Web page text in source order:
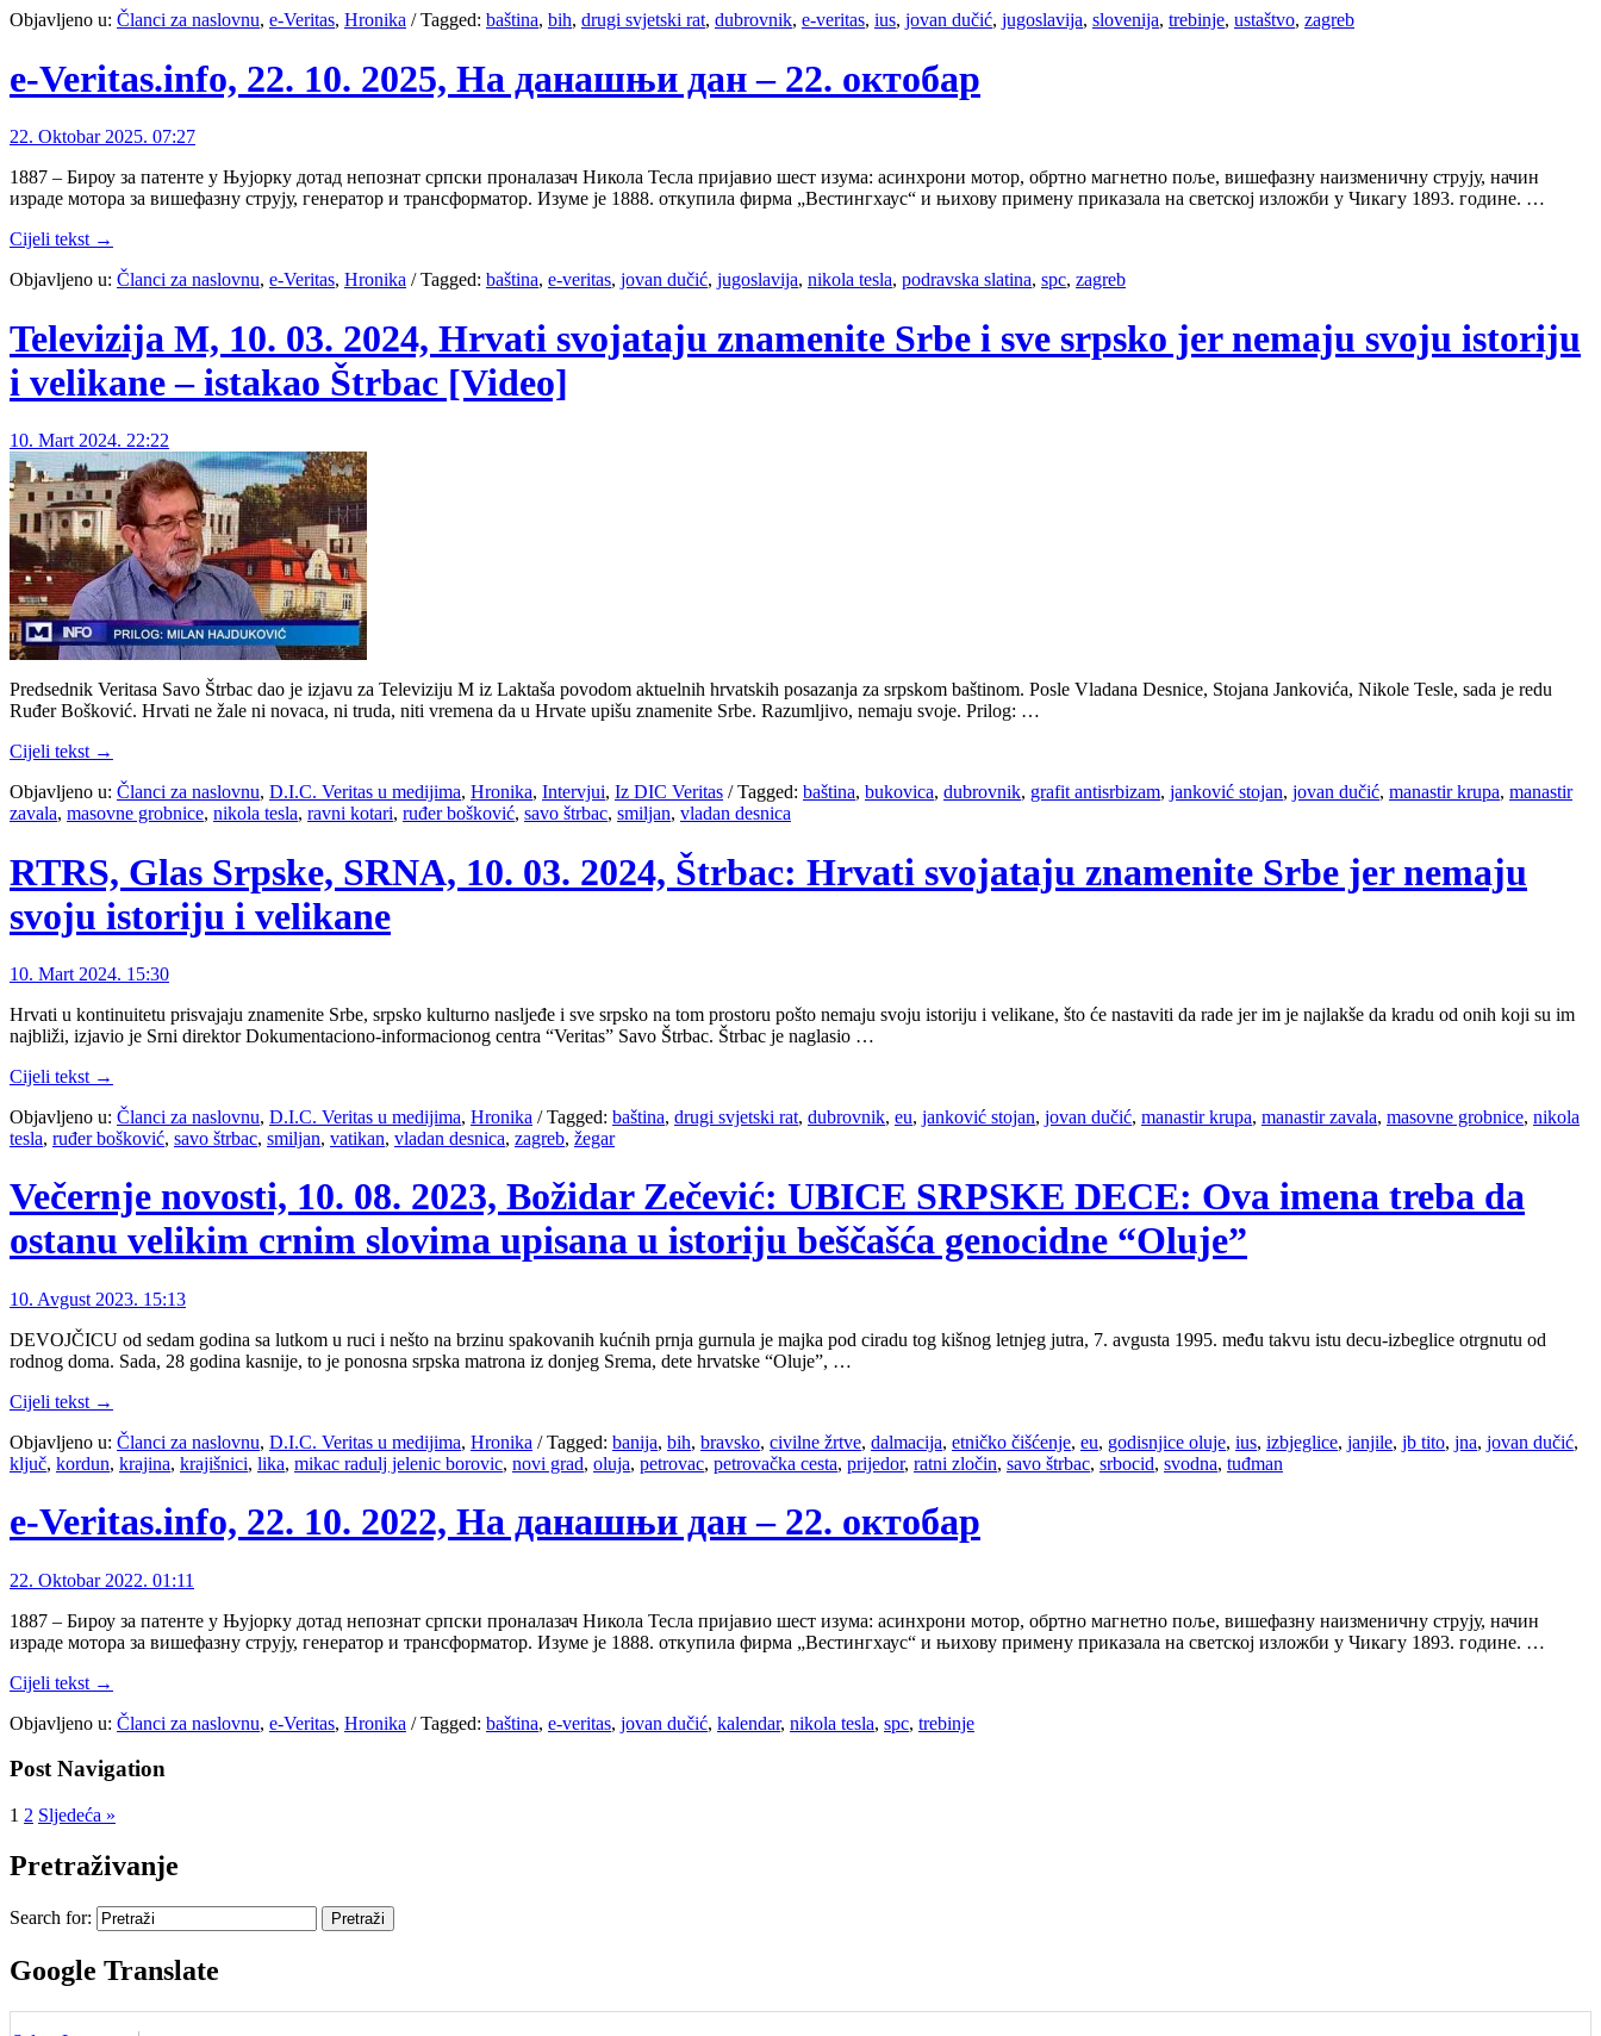
Objavljeno u: Članci za naslovnu, e-Veritas, Hronika /Tagged: baština, bih, drugi svjetski rat, dubrovnik, e-veritas, ius, jovan dučić, jugoslavija, slovenija, trebinje, ustaštvo, zagreb
e-Veritas.info, 22. 10. 2025, На данашњи дан – 22. октобар
22. Oktobar 2025. 07:27
1887 – Бироу за патенте у Њујорку дотад непознат српски проналазач Никола Тесла пријавио шест изума: асинхрони мотор, обртно магнетно поље, вишефазну наизменичну струју, начин
израде мотора за вишефазну струју, генератор и трансформатор. Изуме је 1888. откупила фирма „Вестингхаус“ и њихову примену приказала на светској изложби у Чикагу 1893. године. …
Cijeli tekst →
Objavljeno u: Članci za naslovnu, e-Veritas, Hronika /Tagged: baština, e-veritas, jovan dučić, jugoslavija, nikola tesla, podravska slatina, spc, zagreb
Televizija M, 10. 03. 2024, Hrvati svojataju znamenite Srbe i sve srpsko jer nemaju svoju istoriju
i velikane – istakao Štrbac [Video]
10. Mart 2024. 22:22
Predsednik Veritasa Savo Štrbac dao je izjavu za Televiziju M iz Laktaša povodom aktuelnih hrvatskih posazanja za srpskom baštinom. Posle Vladana Desnice, Stojana Jankovića, Nikole Tesle, sada je redu
Ruđer Bošković. Hrvati ne žale ni novaca, ni truda, niti vremena da u Hrvate upišu znamenite Srbe. Razumljivo, nemaju svoje. Prilog: …
Cijeli tekst →
Objavljeno u: Članci za naslovnu, D.I.C. Veritas u medijima, Hronika, Intervjui, Iz DIC Veritas /Tagged: baština, bukovica, dubrovnik, grafit antisrbizam, janković stojan, jovan dučić, manastir krupa, manastir
zavala, masovne grobnice, nikola tesla, ravni kotari, ruđer bošković, savo štrbac, smiljan, vladan desnica
RTRS, Glas Srpske, SRNA, 10. 03. 2024, Štrbac: Hrvati svojataju znamenite Srbe jer nemaju
svoju istoriju i velikane
10. Mart 2024. 15:30
Hrvati u kontinuitetu prisvajaju znamenite Srbe, srpsko kulturno nasljeđe i sve srpsko na tom prostoru pošto nemaju svoju istoriju i velikane, što će nastaviti da rade jer im je najlakše da kradu od onih koji su im
najbliži, izjavio je Srni direktor Dokumentaciono-informacionog centra “Veritas” Savo Štrbac. Štrbac je naglasio …
Cijeli tekst →
Objavljeno u: Članci za naslovnu, D.I.C. Veritas u medijima, Hronika /Tagged: baština, drugi svjetski rat, dubrovnik, eu, janković stojan, jovan dučić, manastir krupa, manastir zavala, masovne grobnice, nikola
tesla, ruđer bošković, savo štrbac, smiljan, vatikan, vladan desnica, zagreb, žegar
Večernje novosti, 10. 08. 2023, Božidar Zečević: UBICE SRPSKE DECE: Ova imena treba da
ostanu velikim crnim slovima upisana u istoriju beščašća genocidne “Oluje”
10. Avgust 2023. 15:13
DEVOJČICU od sedam godina sa lutkom u ruci i nešto na brzinu spakovanih kućnih prnja gurnula je majka pod ciradu tog kišnog letnjeg jutra, 7. avgusta 1995. među takvu istu decu-izbeglice otrgnutu od
rodnog doma. Sada, 28 godina kasnije, to je ponosna srpska matrona iz donjeg Srema, dete hrvatske “Oluje”, …
Cijeli tekst →
Objavljeno u: Članci za naslovnu, D.I.C. Veritas u medijima, Hronika /Tagged: banija, bih, bravsko, civilne žrtve, dalmacija, etničko čišćenje, eu, godisnjice oluje, ius, izbjeglice, janjile, jb tito, jna, jovan dučić,
ključ, kordun, krajina, krajišnici, lika, mikac radulj jelenic borovic, novi grad, oluja, petrovac, petrovačka cesta, prijedor, ratni zločin, savo štrbac, srbocid, svodna, tuđman
e-Veritas.info, 22. 10. 2022, На данашњи дан – 22. октобар
22. Oktobar 2022. 01:11
1887 – Бироу за патенте у Њујорку дотад непознат српски проналазач Никола Тесла пријавио шест изума: асинхрони мотор, обртно магнетно поље, вишефазну наизменичну струју, начин
израде мотора за вишефазну струју, генератор и трансформатор. Изуме је 1888. откупила фирма „Вестингхаус“ и њихову примену приказала на светској изложби у Чикагу 1893. године. …
Cijeli tekst →
Objavljeno u: Članci za naslovnu, e-Veritas, Hronika /Tagged: baština, e-veritas, jovan dučić, kalendar, nikola tesla, spc, trebinje
Post Navigation
1 2 Sljedeća »
Pretraživanje
Search for:
Google Translate